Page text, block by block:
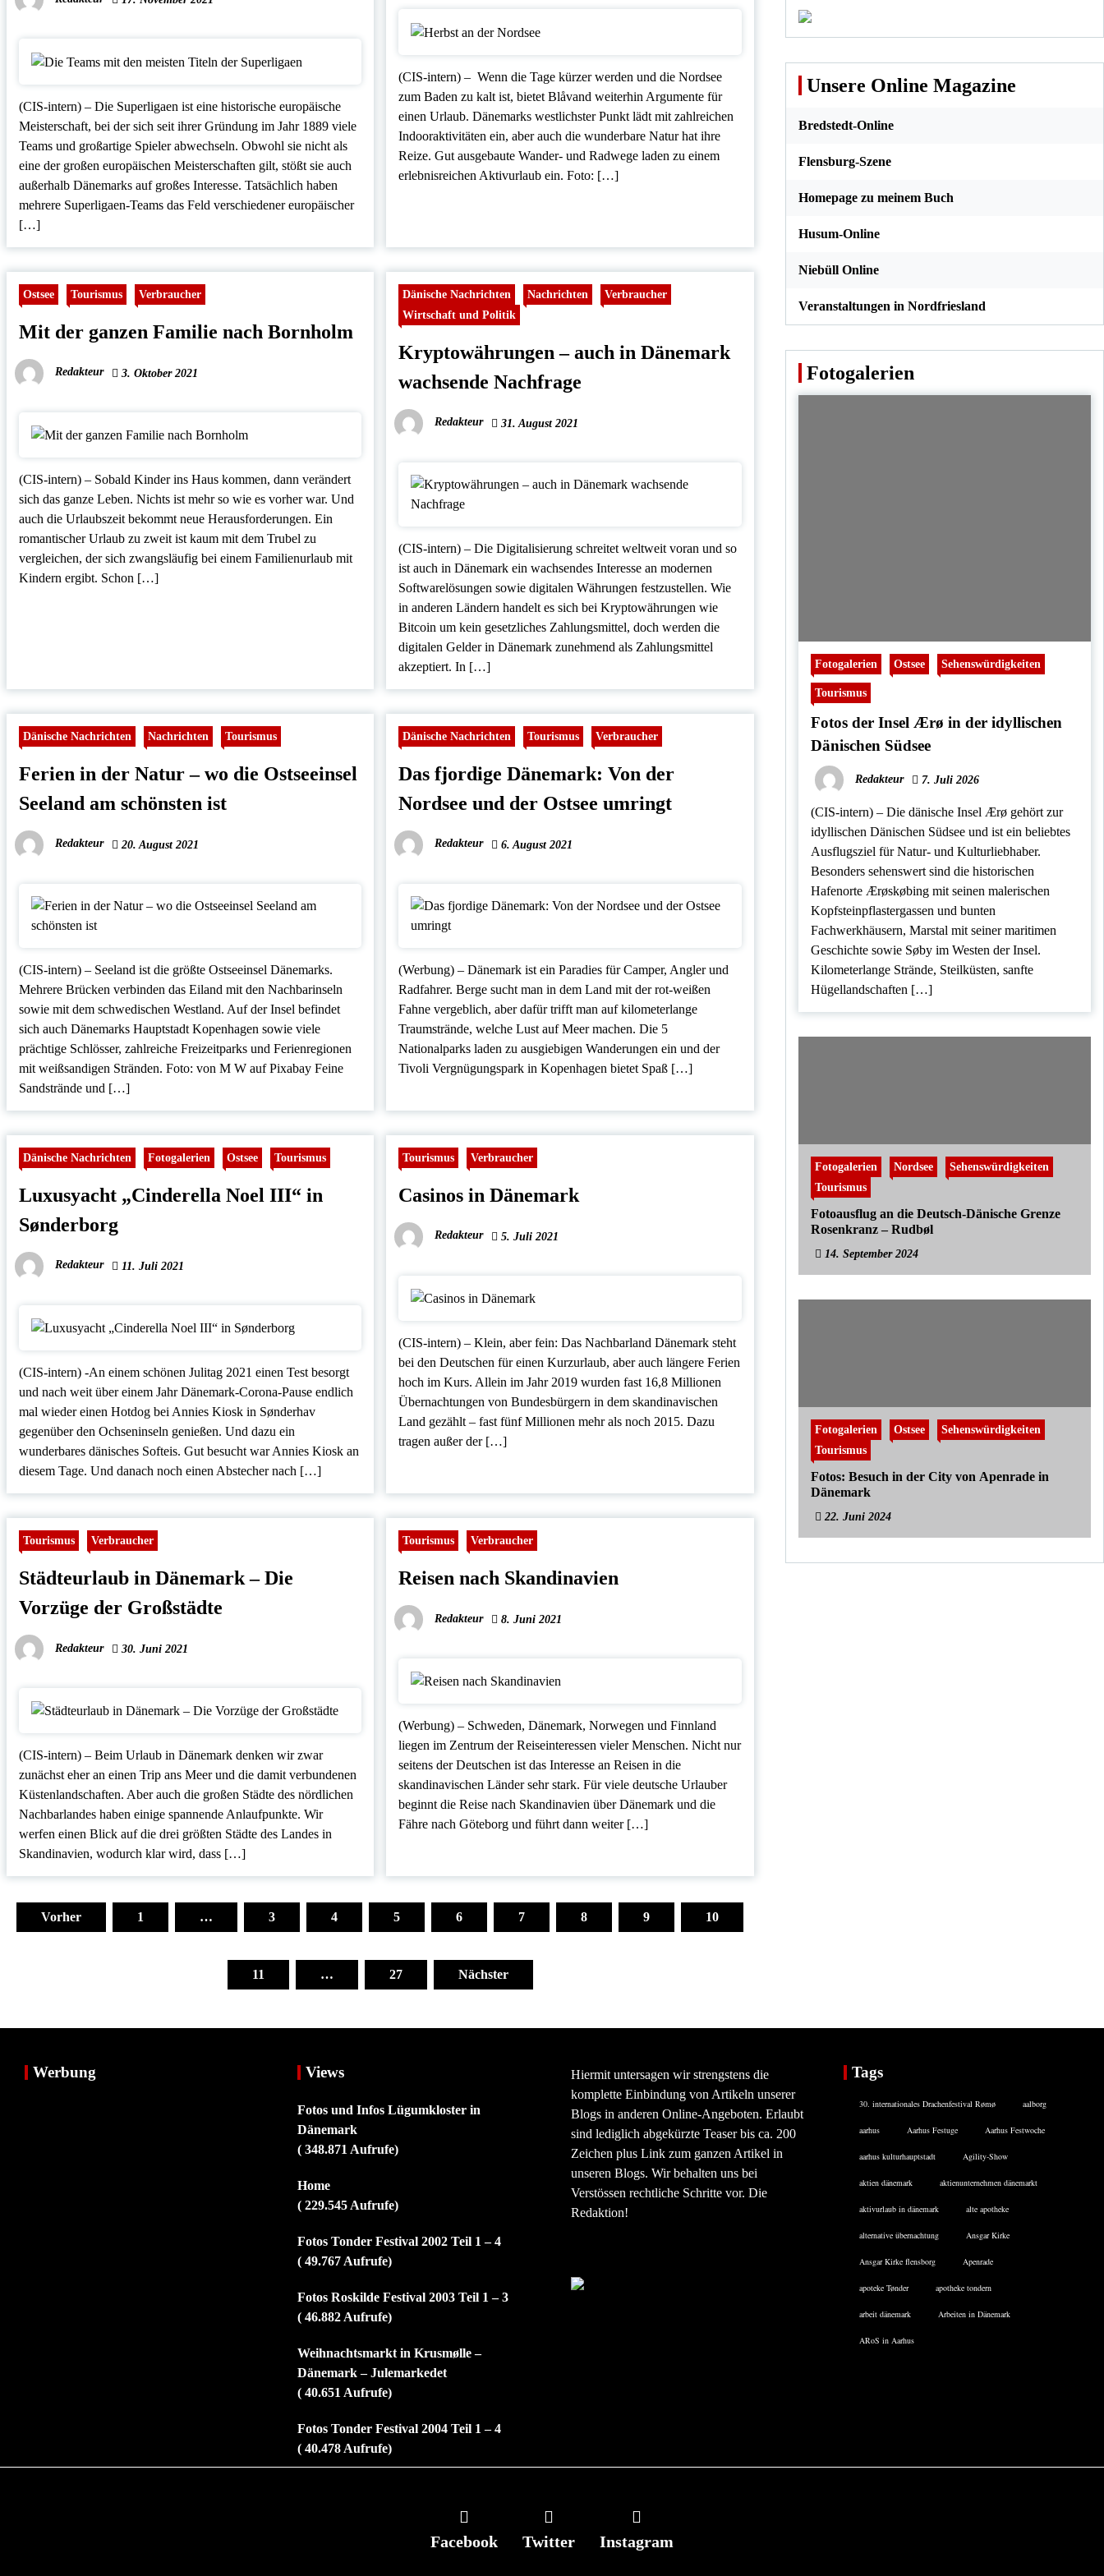
DK nach
Deutschland
für
Holsteiner
Grenzpendle
r bei Einreise
aus
Freuen Sie
sich auf die
Fußball-EM
Kopenhagen
Dänemark –
das Land
entdecken
Natur nahe
Endlich
Kopenhagen:
Klassiker
Unbekanntes
(CIS-intern) – Die Superligaen ist eine historische europäische
Meisterschaft, bei der sich seit ihrer Gründung im Jahr 1889 viele
Teams und großartige Spieler abwechseln. Obwohl sie nicht als
eine der großen europäischen Meisterschaften gilt, stößt sie auch
außerhalb Dänemarks auf großes Interesse. Tatsächlich haben
mehrere Superligaen-Teams das Feld verschiedener europäischer
[…]
(CIS-intern) – Wenn die Tage kürzer werden und die Nordsee
zum Baden zu kalt ist, bietet Blåvand weiterhin Argumente für
einen Urlaub. Dänemarks westlichster Punkt lädt mit zahlreichen
Indooraktivitäten ein, aber auch die wunderbare Natur hat ihre
Reize. Gut ausgebaute Wander- und Radwege laden zu einem
erlebnisreichen Aktivurlaub ein. Foto: […]
Ostsee Tourismus Verbraucher
Mit der ganzen Familie nach Bornholm
Redakteur 3. Oktober 2021
(CIS-intern) – Sobald Kinder ins Haus kommen, dann verändert
sich das ganze Leben. Nichts ist mehr so wie es vorher war. Und
auch die Urlaubszeit bekommt neue Herausforderungen. Ein
romantischer Urlaub zu zweit ist kaum mit dem Trubel zu
vergleichen, der sich zwangsläufig bei einem Familienurlaub mit
Kindern ergibt. Schon […]
Dänische Nachrichten Nachrichten
Verbraucher
Wirtschaft und Politik
Kryptowährungen – auch in Dänemark
wachsende Nachfrage
Redakteur 31. August 2021
(CIS-intern) – Die Digitalisierung schreitet weltweit voran und so
ist auch in Dänemark ein wachsendes Interesse an modernen
Softwarelösungen sowie digitalen Währungen festzustellen. Wie
in anderen Ländern handelt es sich bei Kryptowährungen wie
Bitcoin um kein gesetzliches Zahlungsmittel, doch werden die
digitalen Gelder in Dänemark zunehmend als Zahlungsmittel
akzeptiert. In […]
Dänische Nachrichten Nachrichten Tourismus
Ferien in der Natur – wo die Ostseeinsel
Seeland am schönsten ist
Redakteur 20. August 2021
(CIS-intern) – Seeland ist die größte Ostseeinsel Dänemarks.
Mehrere Brücken verbinden das Eiland mit den Nachbarinseln
sowie mit dem schwedischen Westland. Auf der Insel befindet
sich auch Dänemarks Hauptstadt Kopenhagen sowie viele
prächtige Schlösser, zahlreiche Freizeitparks und Ferienregionen
mit weißsandigen Stränden. Foto: von M W auf Pixabay Feine
Sandstrände und […]
Dänische Nachrichten Tourismus Verbraucher
Das fjordige Dänemark: Von der
Nordsee und der Ostsee umringt
Redakteur 6. August 2021
(Werbung) – Dänemark ist ein Paradies für Camper, Angler und
Radfahrer. Berge sucht man in dem Land mit der rot-weißen
Fahne vergeblich, aber dafür trifft man auf kilometerlange
Traumstrände, welche Lust auf Meer machen. Die 5
Nationalparks laden zu ausgiebigen Wanderungen ein und der
Tivoli Vergnügungspark in Kopenhagen bietet Spaß […]
Dänische Nachrichten Fotogalerien Ostsee Tourismus
Luxusyacht „Cinderella Noel III“ in
Sønderborg
Redakteur 11. Juli 2021
(CIS-intern) -An einem schönen Julitag 2021 einen Test besorgt
und nach weit über einem Jahr Dänemark-Corona-Pause endlich
mal wieder einen Hotdog bei Annies Kiosk in Sønderhav
gegenüber den Ochseninseln genießen. Und dazu ein
wunderbares dänisches Softeis. Gut besucht war Annies Kiosk an
diesem Tage. Und danach noch einen Abstecher nach […]
Tourismus Verbraucher
Casinos in Dänemark
Redakteur 5. Juli 2021
(CIS-intern) – Klein, aber fein: Das Nachbarland Dänemark steht
bei den Deutschen für einen Kurzurlaub, aber auch längere Ferien
hoch im Kurs. Allein im Jahr 2019 wurden fast 16,8 Millionen
Übernachtungen von Bundesbürgern in dem skandinavischen
Land gezählt – fast fünf Millionen mehr als noch 2015. Dazu
tragen außer der […]
Tourismus Verbraucher
Städteurlaub in Dänemark – Die
Vorzüge der Großstädte
Redakteur 30. Juni 2021
(CIS-intern) – Beim Urlaub in Dänemark denken wir zwar
zunächst eher an einen Trip ans Meer und die damit verbundenen
Küstenlandschaften. Aber auch die großen Städte des nördlichen
Nachbarlandes haben einige spannende Anlaufpunkte. Wir
werfen einen Blick auf die drei größten Städte des Landes in
Skandinavien, wodurch klar wird, dass […]
Tourismus Verbraucher
Reisen nach Skandinavien
Redakteur 8. Juni 2021
(Werbung) – Schweden, Dänemark, Norwegen und Finnland
liegen im Zentrum der Reiseinteressen vieler Menschen. Nicht nur
seitens der Deutschen ist das Interesse an Reisen in die
skandinavischen Länder sehr stark. Für viele deutsche Urlauber
beginnt die Reise nach Skandinavien über Dänemark und die
Fähre nach Göteborg und führt dann weiter […]
Vorher 1 … 3 4 5 6 7 8 9 10
11 … 27 Nächster
Unsere Online Magazine
Bredstedt-Online
Flensburg-Szene
Homepage zu meinem Buch
Husum-Online
Niebüll Online
Veranstaltungen in Nordfriesland
Fotogalerien
Fotogalerien Ostsee Sehenswürdigkeiten
Tourismus
Fotos der Insel Ærø in der idyllischen
Dänischen Südsee
Redakteur 7. Juli 2026
(CIS-intern) – Die dänische Insel Ærø gehört zur
idyllischen Dänischen Südsee und ist ein beliebtes
Ausflugsziel für Natur- und Kulturliebhaber.
Besonders sehenswert sind die historischen
Hafenorte Ærøskøbing mit seinen malerischen
Kopfsteinpflastergassen und bunten
Fachwerkhäusern, Marstal mit seiner maritimen
Geschichte sowie Søby im Westen der Insel.
Kilometerlange Strände, Steilküsten, sanfte
Hügellandschaften […]
Fotogalerien Nordsee
Sehenswürdigkeiten
Tourismus
Fotoausflug an die Deutsch-Dänische Grenze
Rosenkranz – Rudbøl
14. September 2024
Fotogalerien Ostsee
Sehenswürdigkeiten
Tourismus
Fotos: Besuch in der City von Apenrade in
Dänemark
22. Juni 2024
Werbung Views
Fotos und Infos Lügumkloster in
Dänemark
( 348.871 Aufrufe)
Home
( 229.545 Aufrufe)
Fotos Tonder Festival 2002 Teil 1 – 4
( 49.767 Aufrufe)
Fotos Roskilde Festival 2003 Teil 1 – 3
( 46.882 Aufrufe)
Weihnachtsmarkt in Krusmølle –
Dänemark – Julemarkedet
( 40.651 Aufrufe)
Fotos Tonder Festival 2004 Teil 1 – 4
( 40.478 Aufrufe)
Hiermit untersagen wir strengstens die
komplette Einbindung von Artikeln unserer
Blogs in anderen Online-Angeboten. Erlaubt
sind lediglich abgekürzte Teaser bis ca. 200
Zeichen plus Link zum ganzen Artikel in
unseren Blogs. Wir behalten uns bei
Verstössen rechtliche Schritte vor. Die
Redaktion!
Tags
30. internationales Drachenfestival Rømø aalborg
aarhus Aarhus Festuge Aarhus Festwoche
aarhus kulturhauptstadt Agility-Show
aktien dänemark aktienunternehmen dänemarkt
aktivurlaub in dänemark alte apotheke
alternative übernachtung Ansgar Kirke
Ansgar Kirke flensborg Apenrade
apoteke Tønder apotheke tondern
arbeit dänemark Arbeiten in Dänemark
ARoS in Aarhus
Facebook Twitter Instagram